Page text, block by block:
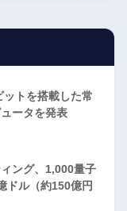
トを搭載した常
ータを発表
ング、1,000量子
ドル（約150億円